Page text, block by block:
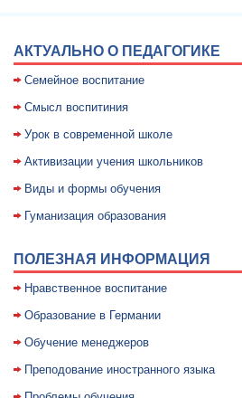
АКТУАЛЬНО О ПЕДАГОГИКЕ
Семейное воспитание
Смысл воспитиния
Уpок в совpеменной школе
Активизации учения школьников
Виды и формы обучения
Гуманизация образования
ПОЛЕЗНАЯ ИНФОРМАЦИЯ
Нравственное воспитание
Образование в Германии
Обучение менеджеров
Преподование иностранного языка